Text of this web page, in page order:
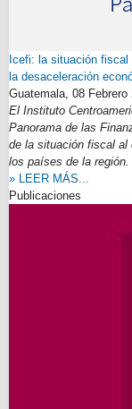
Icefi: la situación
la desaceleración
Guatemala, 08 Febrero
El Instituto
Panorama de las
de la situación fiscal al
los países de la región.
» LEER MÁS...
Publicaciones